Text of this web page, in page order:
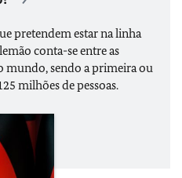
pretendem estar na linha
conta-se entre as
mundo, sendo a primeira ou
milhões de pessoas.